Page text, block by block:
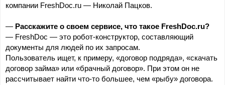
компании FreshDoc.ru — Николай Пацков.
— Расскажите о своем сервисе, что такое FreshDoc.ru?
— FreshDoc — это робот-конструктор, составляющий
документы для людей по их запросам.
Пользователь ищет, к примеру, «договор подряда», «скачать
договор займа» или «брачный договор». При этом он не
рассчитывает найти что-то большее, чем «рыбу» договора.